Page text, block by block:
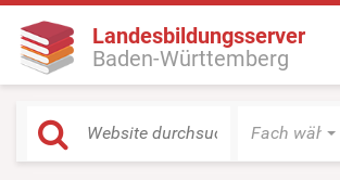
Landesbildungsserver
Baden-Württemberg
Fach wählen